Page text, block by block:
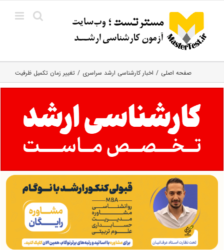
content
صفحه اصلی اخبار کارشناسی ارشد سراسری تغییر زمان تکمیل ظرفیت